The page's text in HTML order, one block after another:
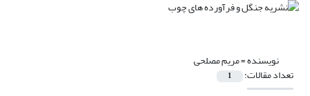
نویسنده =مریم مصلحی
تعداد مقالات: 1